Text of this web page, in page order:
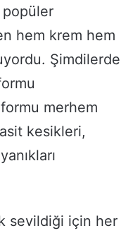
hem krem hem
Şimdilerde
merhem
kesikleri,
sevildiği için her